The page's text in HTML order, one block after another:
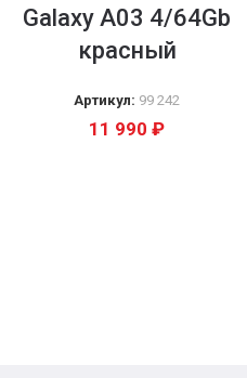
Galaxy A03 4/64Gb
красный
Артикул: 99 242
11 990 ₽